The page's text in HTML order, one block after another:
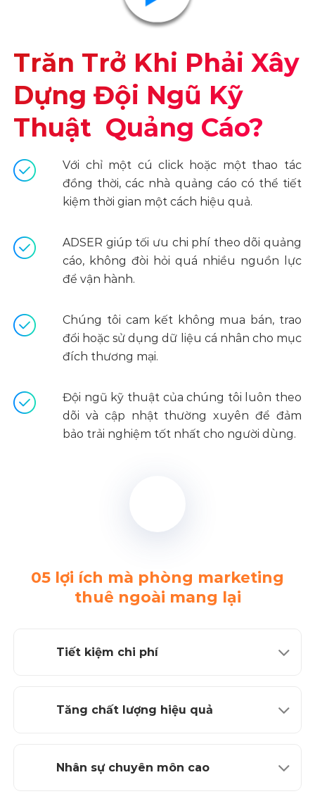
Trăn Trở Khi Phải Xây
Dựng Đội Ngũ Kỹ
Thuật Quảng Cáo?
Với chỉ một cú click hoặc một thao tác
đồng thời, các nhà quảng cáo có thể tiết
kiệm thời gian một cách hiệu quả.
ADSER giúp tối ưu chi phí theo dõi quảng
cáo, không đòi hỏi quá nhiều nguồn lực
để vận hành.
Chúng tôi cam kết không mua bán, trao
đổi hoặc sử dụng dữ liệu cá nhân cho mục
đích thương mại.
Đội ngũ kỹ thuật của chúng tôi luôn theo
dõi và cập nhật thường xuyên để đảm
bảo trải nghiệm tốt nhất cho người dùng.
05 lợi ích mà phòng marketing
thuê ngoài mang lại
Tiết kiệm chi phí
Tăng chất lượng hiệu quả
Nhân sự chuyên môn cao